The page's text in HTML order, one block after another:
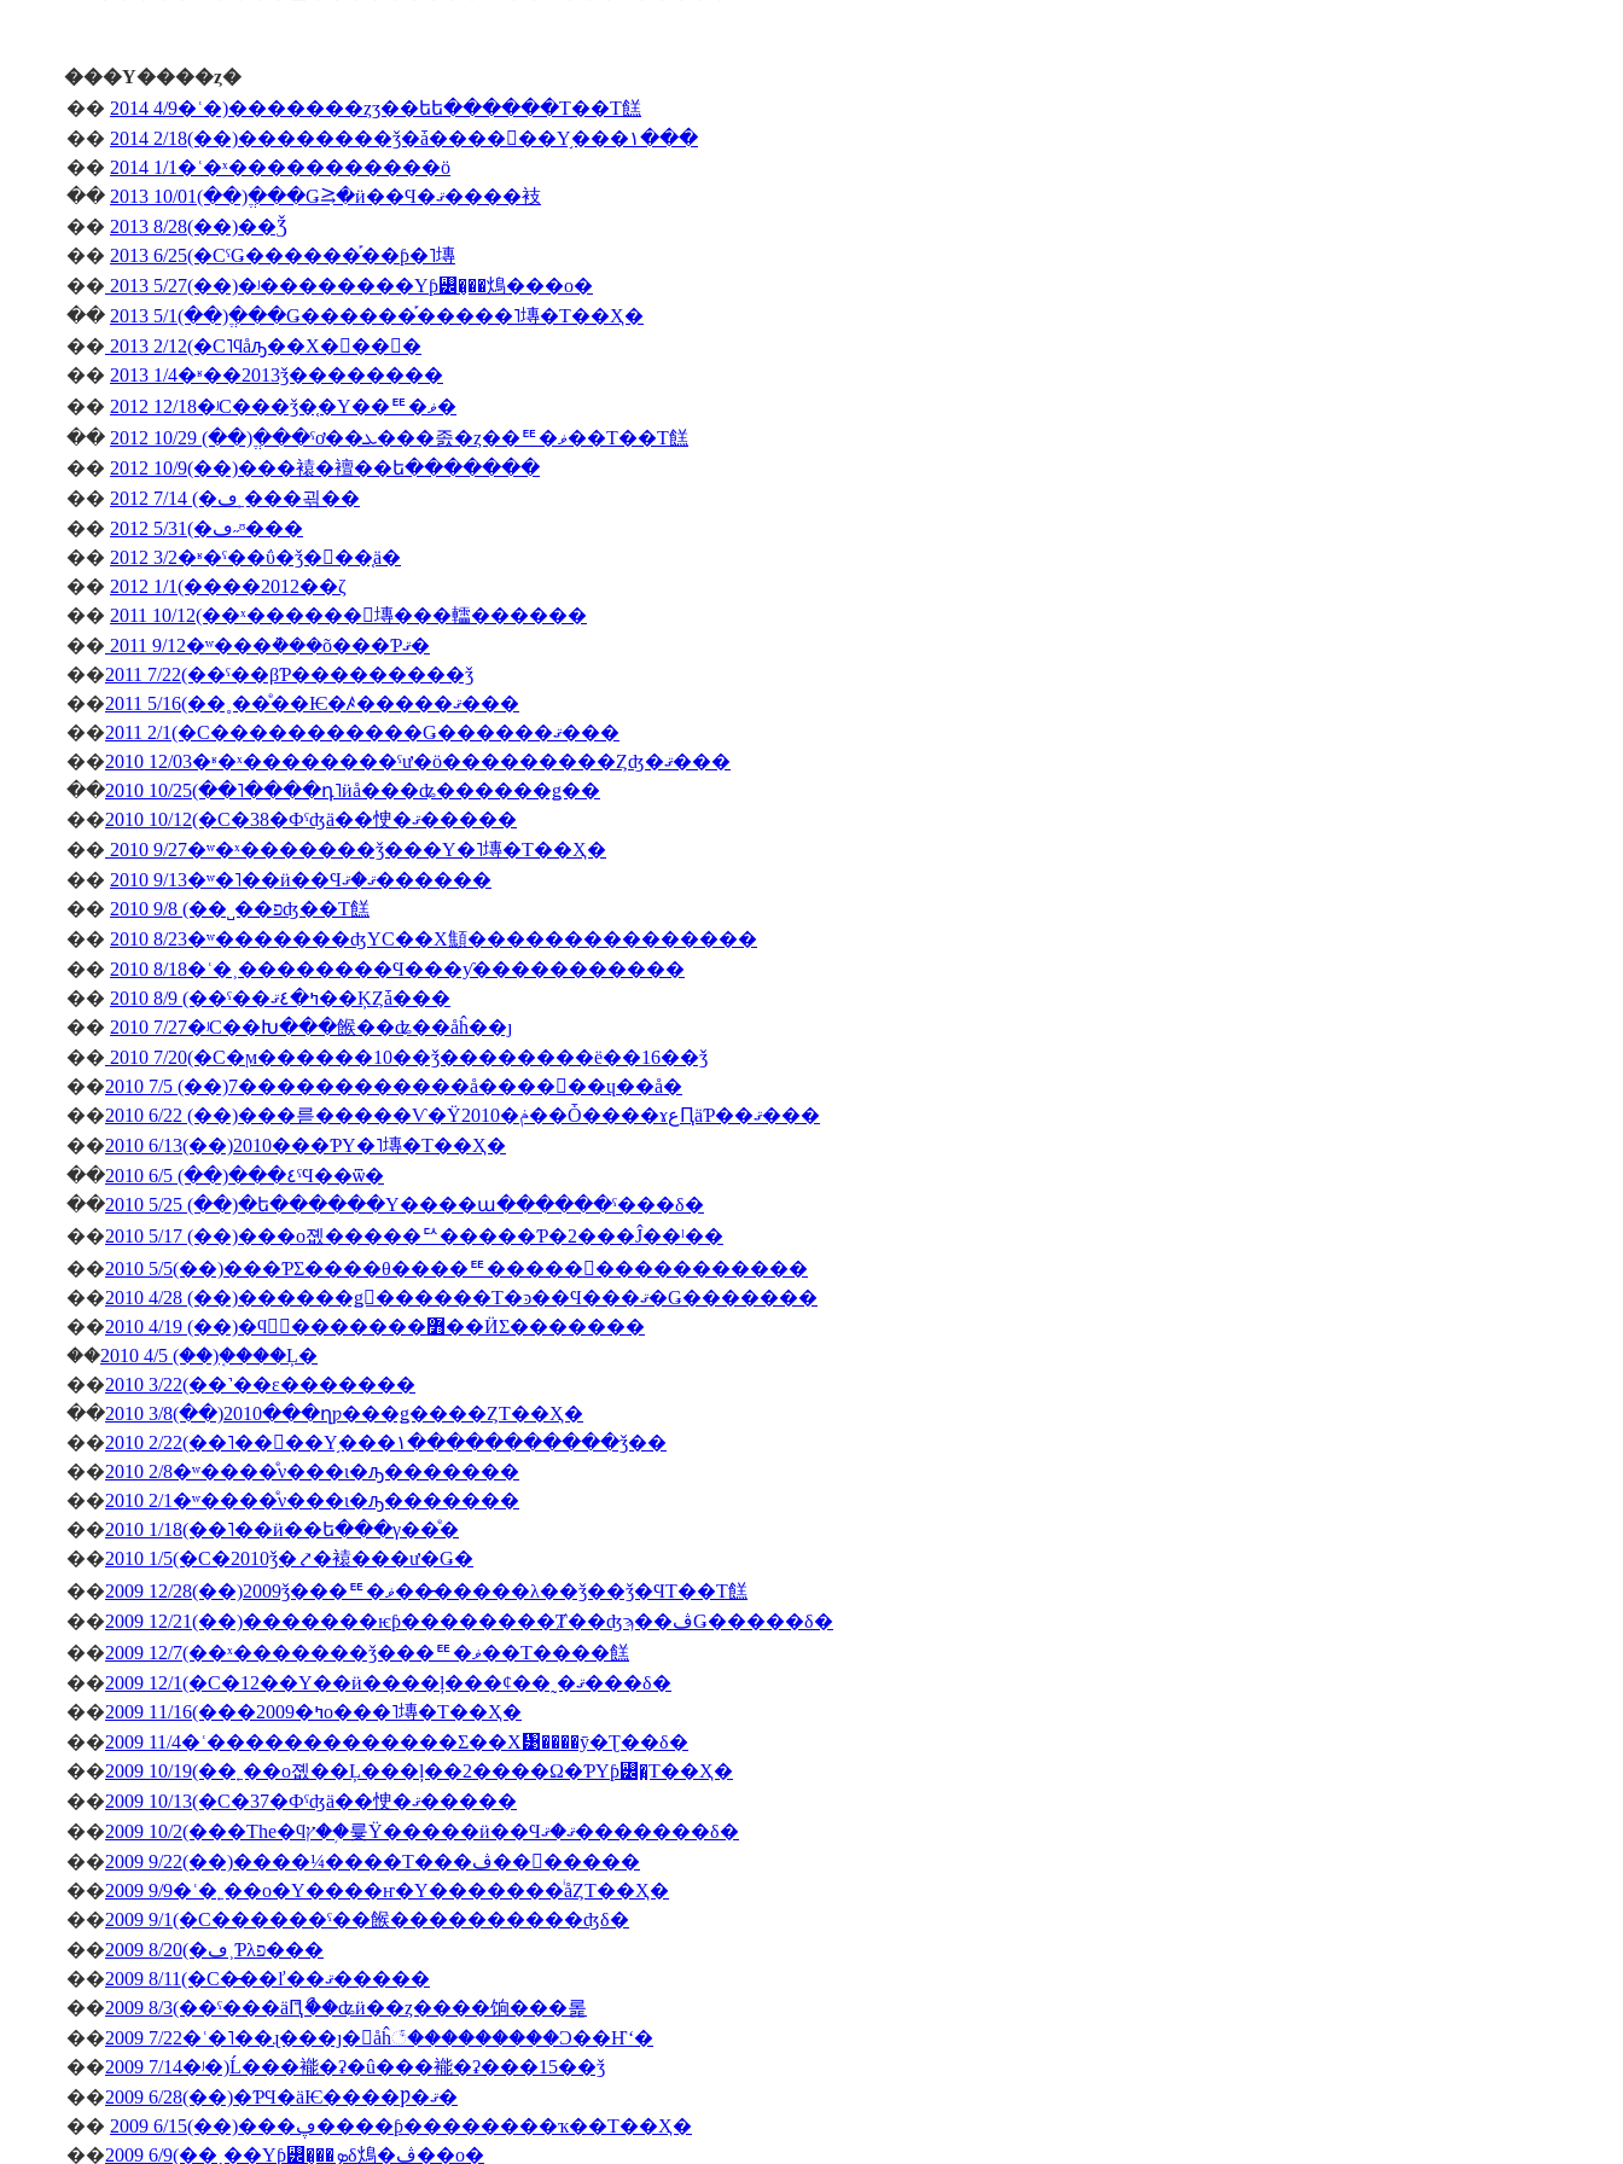
���Υ����ȥ�
�� 2014 4/9�ʿ�)�������ȥӡ��եե������Τ��Τ餻
��
2014 2/18(��)��������ǯ�ǡ����󥳥��Υ֥���١���
�� 2014 1/1�ʿ�ˣ�����������ö
��
2013 10/01(��)�ֱ��Ǥ⥸�ӥ��Ϥ�ޤ����衼
�� 2013 8/28(��)��Ǯ
�� 2013 6/25(�СˤǤ������֡��ƥ�˥塼
�� 2013 5/27(��)�ʲ��������Υƥ꡼�̡��䲴���о�
�� 2013 5/1(��)�ֱ��Ǥ������֡�����˥塼�Τ��Ҳ�
�� 2013 2/12(�С˥ϥåԡ��Х�󥿥��󡦣�
�� 2013 1/4�ʶ��2013ǯ��������
��
2012 12/18�ʲС���ǯ�֤�Υ��ꥹ�ޥ�
��
2012 10/29 (��)�ֱ��ˤơ��ܥ���졼�ȥ��ꥹ�ޥ��Τ��Τ餻
�� 2012 10/9(��)���褤�襢��ե�������
��
2012 7/14 (�ڡ˿���괶��
��
2012 5/31(�ڡ˶ᶷ���
�� 2012 3/2�ʶ�ˤ��ΰ�ǯ�򿶤��֤ä�
�� 2012 1/1(����2012��ζ
�� 2011 10/12(��ˣ������󥭥塼���䡼������
��
2011 9/12�ʷ���ܵ���õ���Ƥޤ�
��2011 7/22(��ˤ��βƤ���������ǯ
��
2011 5/16(��˳��ͤ��Ѥ�ꤴ�����ޤ���
��
2011 2/1(�С�����������Ǥ������ޤ���
��
2010 12/03�ʶ�ˣ��������ˤư�ö���������Ȥʤ�ޤ���
��2010 10/25(��˥����դ˥ӥå���ʥ������ǥ��
��
2010 10/12(�С�38�Фˤʤä��㤤�ޤ�����
�� 2010 9/27�ʷ�ˣ�������ǯ���Υ�˥塼�Τ��Ҳ�
��
2010 9/13�ʷ�˥��ӥ��Ϥޤ�ޤ������
��
2010 9/8 (��˽��פʤ��Τ餻
�� 2010 8/23�ʷ�������ʤΥС��Х顦���������������
�� 2010 8/18�ʿ�˲��������Ϥ���ƴ�����������
��
2010 8/9 (��ˤ��ߤ�٤ޤ��ĶȤǡ���
�� 2010 7/27�ʲС��Խ���餱��ʥ��åĥ��ȷ
�� 2010 7/20(�С�ϻ������10��ǯ��������ë��16��ǯ
��2010 7/5 (��)7������������å������ɥ��å�
��
2010 6/22 (��)���륻�����Ѵ�Ÿ2010�ݥ��Ȱ����ɤعԤäƤ��ޤ���
��2010 6/13(��)2010���ƤΥ�˥塼�Τ��Ҳ�
��
2010 6/5 (��)���٤ˤϤ��ѿ�
��2010 5/25 (��)�ե������Υ����ա������ˤ���δ�
��2010 5/17 (��)���о졦�����ꥢ�����Ƥ�2���Ĵ��ˡ��
��2010 5/5(��)���ƤΣ����θ����ꥹ�����󡦥�����������
��
2010 4/28 (��)������ǥ󥦥������Τ�ͽ��Ϥ���ޤ�Ǥ�������
��
2010 4/19 (��)�ϥ󥬥꡼�������߻��ӤΣ�������
��2010 4/5 (��)�֤���Ļ�
��2010 3/22(��˺��ε�������
��2010 3/8(��)2010���ղƿ���ǥ����ȤΤ��Ҳ�
��
2010 2/22(��˥��󥳥��Υ֥���١�����������ǯ��
��2010 2/8�ʷ����ͤν���ι�ԡ�������
��2010 2/1�ʷ����ͤν���ι�ԡ�������
��2010 1/18(��˥��ӥ��ե���γ��ͤ�
��2010 1/5(�С�2010ǯ�⤤�褤���ư�Ǥ�
��
2009 12/28(��)2009ǯ���ꥹ�ޥ���̵����λ��ǯ��ǯ�ϤΤ��Τ餻
��
2009 12/21(��)�������ѥƥ��������Ⱦ��ʤϡ��ڤǤ�����δ�
��
2009 12/7(��ˣ�������ǯ���ꥹ�ޥ��Τ����餻
��
2009 12/1(�С�12��Υ��ӥ����ļ���ȼ��˷�ޤ���δ�
��
2009 11/16(���2009�ߤο���˥塼�Τ��Ҳ�
��2009 11/4�ʿ�������������Σ��Х᥹����ȳ�Ʈ��δ�
��2009 10/19(��˿��о졦��Ļ���ļ��2����Ω�ƤΥƥ꡼�̤Τ��Ҳ�
��
2009 10/13(�С�37�Фˤʤä��㤤�ޤ�����
��
2009 10/2(���The�ϥץ��֥륯Ÿ�����ӥ��Ϥޤ�ޤ�������δ�
��
2009 9/22(��)����¼����Τ���ڤ��󤬽�����
��2009 9/9�ʿ�˿��о�Υ����ҥ�Υ�������ͥåȤΤ��Ҳ�
��2009 9/1(�С������ˤ��餱����������ʤδ�
��
2009 8/20(�ڡ˲Ƥλפ���
��
2009 8/11(�С�̵��ľ��ޤ�����
��2009 8/3(��ˤ���äԤꤪޯ��ʥӥ��ȥ����饷���롩
��2009 7/22�ʿ�˥��ɻ���ȷ�򥬥åĥ꣱���������Ͻ��Ҥʻ�
��2009 7/14�ʲ�)Ĺ���褦�ʡ�û���褦�ʡ���15��ǯ
��
2009 6/28(��)�ƤϤ�äѤ����Ƿ�ޤ�
��
2009 6/15(��)���ڥ����ƥ��������ҡ��Τ��Ҳ�
��
2009 6/9(��˰��Υƥ꡼�̡��ܤδ䲴�ڤ��о�